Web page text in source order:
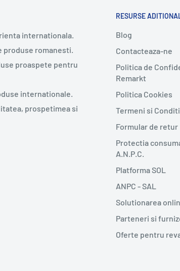
internationala.
produse romanesti.
proaspete pentru
internationale.
prospetimea si
RESURSE
Blog
Contacteaza-ne
Politica de
Remarkt
Politica Cookies
Termeni si
Formular de retur
Protectia
A.N.P.C.
Platforma SOL
ANPC - SAL
Solutionarea
Parteneri si
Oferte pentru